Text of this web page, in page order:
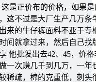
是正价布的价格，如果
这不过是大厂生产几万
来的牛仔裤面料不亚于
间就拿过来，然后自己
他批发出去42、45，价
一次赚几千到几万，一
稀疏，棉的克重低，刺